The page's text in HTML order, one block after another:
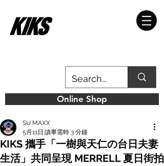
Online Shop
KIKS 攜手「一樹與天仁の台日夫妻
生活」共同呈現 MERRELL 夏日街拍
SU MAXX
5月11日 讀畢需時 3 分鐘